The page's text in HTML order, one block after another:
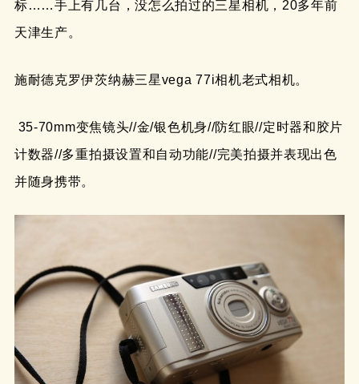
标……手上有几台，没怎么拍过的三星相机，20多年前
天津生产。
施耐德克罗伊茨纳赫三星vega 77i相机老式相机。
35-70mm变焦镜头//金/银色机身//防红眼//定时器和胶片
计数器//多重拍摄设置和自动功能//完美拍摄并表现出色
并随身携带。